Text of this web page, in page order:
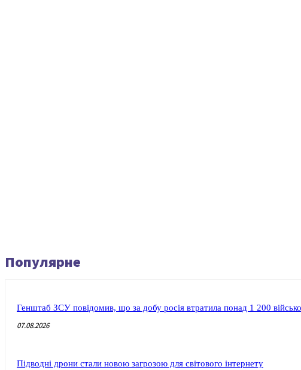
Популярне
Генштаб ЗСУ повідомив, що за добу росія втратила понад 1 200
07.08.2026
Підводні дрони стали новою загрозою для світового інтернету